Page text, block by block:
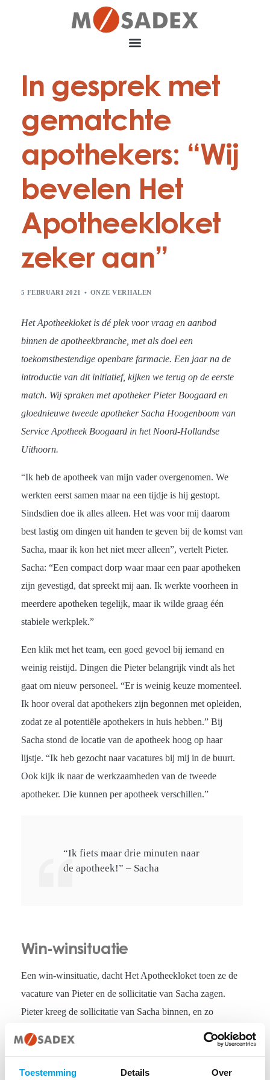
Toestemming Details Over
In gesprek met
gematchte
apothekers: “Wij
bevelen Het
Apotheekloket
zeker aan”
5 FEBRUARI 2021 ONZE VERHALEN
Het Apotheekloket is dé plek voor vraag en aanbod
binnen de apotheekbranche, met als doel een
toekomstbestendige openbare farmacie. Een jaar na de
introductie van dit initiatief, kijken we terug op de eerste
match. Wij spraken met apotheker Pieter Boogaard en
gloednieuwe tweede apotheker Sacha Hoogenboom van
Service Apotheek Boogaard in het Noord-Hollandse
Uithoorn.
“Ik heb de apotheek van mijn vader overgenomen. We
werkten eerst samen maar na een tijdje is hij gestopt.
Sindsdien doe ik alles alleen. Het was voor mij daarom
best lastig om dingen uit handen te geven bij de komst van
Sacha, maar ik kon het niet meer alleen”, vertelt Pieter.
Sacha: “Een compact dorp waar maar een paar apotheken
zijn gevestigd, dat spreekt mij aan. Ik werkte voorheen in
meerdere apotheken tegelijk, maar ik wilde graag één
stabiele werkplek.”
Een klik met het team, een goed gevoel bij iemand en
weinig reistijd. Dingen die Pieter belangrijk vindt als het
gaat om nieuw personeel. “Er is weinig keuze momenteel.
Ik hoor overal dat apothekers zijn begonnen met opleiden,
zodat ze al potentiële apothekers in huis hebben.” Bij
Sacha stond de locatie van de apotheek hoog op haar
lijstje. “Ik heb gezocht naar vacatures bij mij in de buurt.
Ook kijk ik naar de werkzaamheden van de tweede
apotheker. Die kunnen per apotheek verschillen.”
“Ik fiets maar drie minuten naar
de apotheek!” – Sacha
Win-winsituatie
Een win-winsituatie, dacht Het Apotheekloket toen ze de
vacature van Pieter en de sollicitatie van Sacha zagen.
Pieter kreeg de sollicitatie van Sacha binnen, en zo
geschiedde. Inmiddels zit de inwerkperiode erop en zijn
beide partijen erg tevreden. Pieter: “Sacha past goed in het